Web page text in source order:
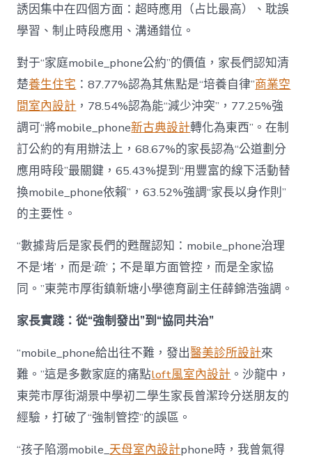
誘因集中在四個方面：超時應用（占比最高）、耽誤
學習、制止時段應用、溝通錯位。
對于“家庭mobile_phone公約”的價值，家長們認知清
楚養生住宅 ：87.77%認為其焦點是“培養自律”商業空
間室內設計 ，78.54%認為能“減少沖突”，77.25%強
調可“將mobile_phone新古典設計轉化為東西”。在制
訂公約的有用辦法上，68.67%的家長認為“公道劃分
應用時段”最關鍵，65.43%提到“用豐富的線下活動替
換mobile_phone依賴”，63.52%強調“家長以身作則”
的主要性。
“數據背后是家長們的甦醒認知：mobile_phone治理
不是‘堵’，而是‘疏’；不是單方面管控，而是全家協
同。”東莞市厚街鎮新塘小學德育副主任薛錦浩強調。
家長實踐：從“強制發出”到“協同共治”
“mobile_phone給出往不難，發出醫美診所設計來
難。”這是多數家庭的痛點loft風室內設計 。沙龍中，
東莞市厚街湖景中學初二學生家長曾潔玲分送朋友的
經驗，打破了“強制管控”的誤區。
“孩子陷溺mobile_天母室內設計phone時，我曾氣得